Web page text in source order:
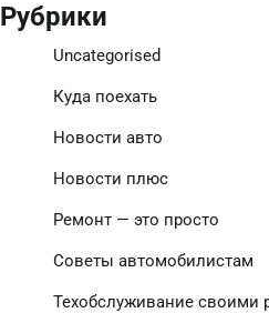
Рубрики
Uncategorised
Куда поехать
Новости авто
Новости плюс
Ремонт — это просто
Советы автомобилистам
Техобслуживание своими